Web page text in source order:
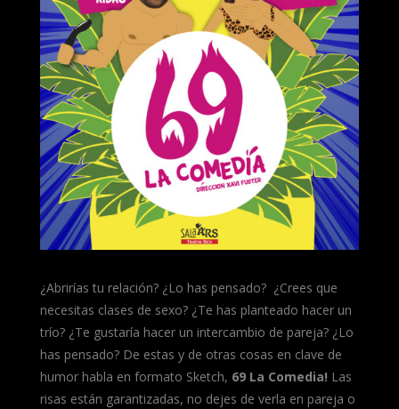
¿Abrirías tu relación? ¿Lo has pensado? ¿Crees que
necesitas clases de sexo? ¿Te has planteado hacer un
trío? ¿Te gustaría hacer un intercambio de pareja? ¿Lo
has pensado? De estas y de otras cosas en clave de
humor habla en formato Sketch, 69 La Comedia! Las
risas están garantizadas, no dejes de verla en pareja o